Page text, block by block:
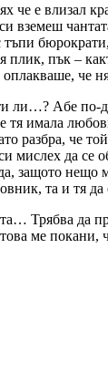
че е влизал
вземеш
плик, пък –
оплакваше, че
ли…? Aбе по-
имала
разбра, че
мислех да се
защото нещо
та и тя
Трябва да
ме покани,